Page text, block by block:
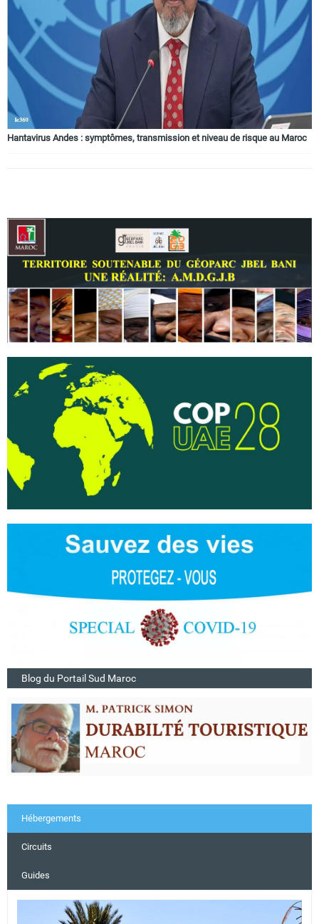
Circuits touristiques
Tourisme
Régions
Evenements
Contact
Hantavirus Andes : symptômes, transmission et niveau de risque au Maroc
Blog du Portail Sud Maroc
Hébergements
Circuits
Guides